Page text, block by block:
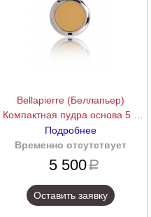
Bellapierre (Беллапьер)
Компактная пудра основа 5 в
одном с минералами SPF 15
(Compact Mineral Foundation 5 in
1), 10 г.
подробнее
Подробнее
Временно отсутствует
5 500a
Оставить заявку